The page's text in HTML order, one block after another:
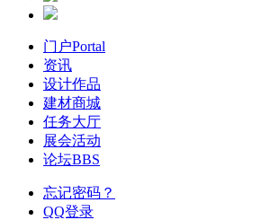
门户Portal
资讯
设计作品
建材商城
任务大厅
展会活动
论坛BBS
忘记密码？
QQ登录